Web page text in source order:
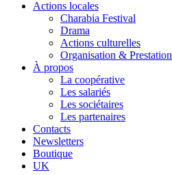
Actions locales
Charabia Festival
Drama
Actions culturelles
Organisation & Prestation
À propos
La coopérative
Les salariés
Les sociétaires
Les partenaires
Contacts
Newsletters
Boutique
UK